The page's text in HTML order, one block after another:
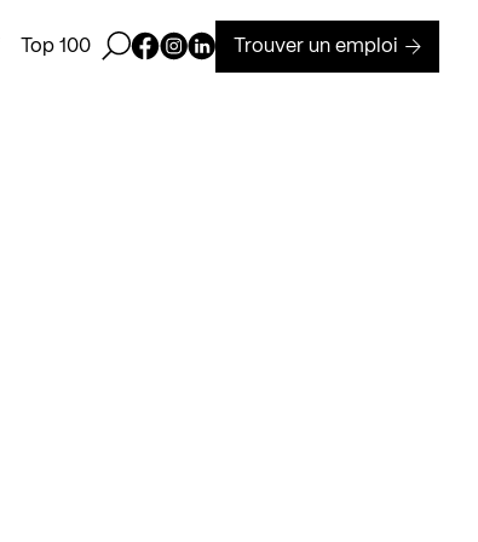
Top 100 Ouvrir la barre de recherche
Page Facebook de Kollectif
Page Instagram de Kollectif
Page Linkedin de Kollectif
Trouver un emploi